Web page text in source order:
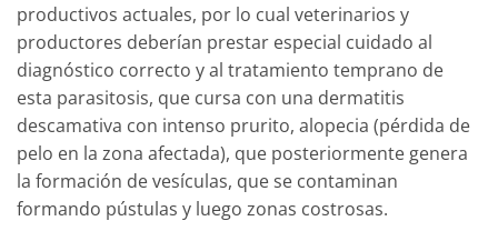
productivos actuales, por lo cual veterinarios y
productores deberían prestar especial cuidado al
diagnóstico correcto y al tratamiento temprano de
esta parasitosis, que cursa con una dermatitis
descamativa con intenso prurito, alopecia (pérdida de
pelo en la zona afectada), que posteriormente genera
la formación de vesículas, que se contaminan
formando pústulas y luego zonas costrosas.